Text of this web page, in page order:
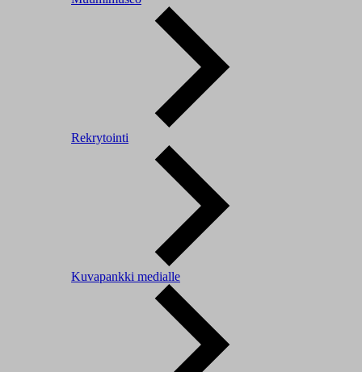
Rekrytointi
Kuvapankki medialle